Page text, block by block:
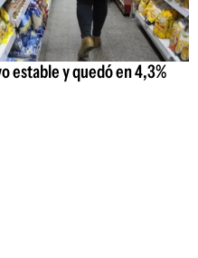
estable y quedó en 4,3%